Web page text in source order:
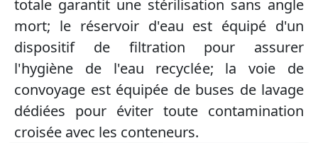
totale garantit une stérilisation sans angle
mort; le réservoir d'eau est équipé d'un
dispositif de filtration pour assurer
l'hygiène de l'eau recyclée; la voie de
convoyage est équipée de buses de lavage
dédiées pour éviter toute contamination
croisée avec les conteneurs.